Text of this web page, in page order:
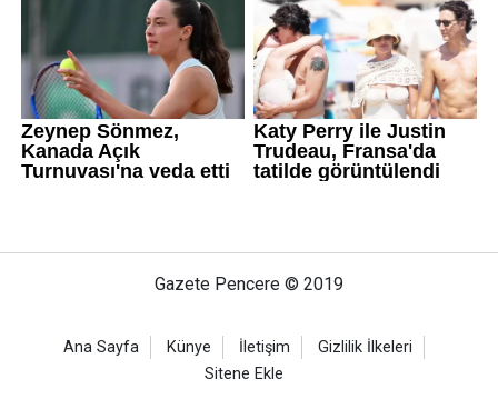
Gazete Pencere © 2019
Ana Sayfa Künye İletişim
Gizlilik İlkeleri
Sitene Ekle